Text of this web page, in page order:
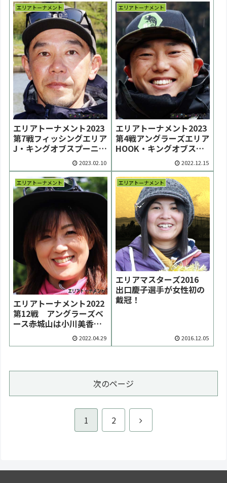
エリアトーナメント
エリアトーナメント2023
第7戦フィッシングエリア
J・キングオブスプーニス
トは花岡聖仁選手が優勝
【大会結果】
2023.02.10
エリアトーナメント
エリアトーナメント2023
第4戦アングラーズエリア
HOOK・キングオブスプ
ーニストは岡田健太郎選
手が勝利【大会結果】
2022.12.15
エリアトーナメント
エリアトーナメント2022
第12戦 アングラーズベ
ース赤城山は小川美香選
手が初優勝【大会結果】
2022.04.29
エリアトーナメント
エリアマスターズ2016
出口慶子選手が女性初の
戴冠！
2016.12.05
次のページ
1 2
次